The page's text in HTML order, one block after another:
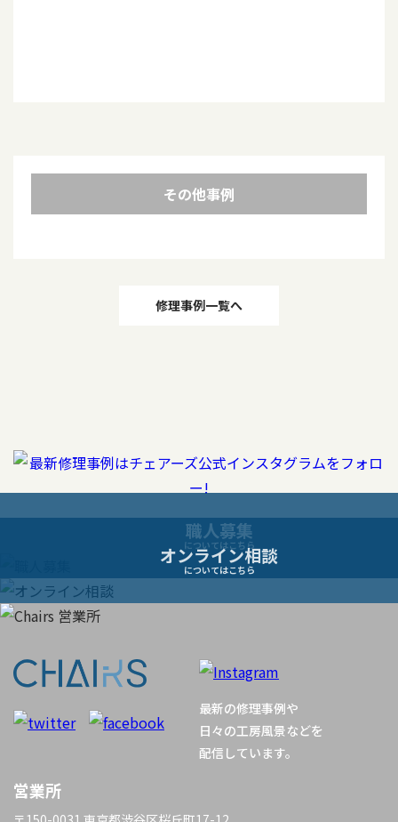
その他事例
ゲ
ー
シ
ョ
ン
修理事例一覧へ
職人募集
についてはこちら
オンライン相談
についてはこちら
最新の修理事例や
日々の工房風景などを
配信しています。
営業所